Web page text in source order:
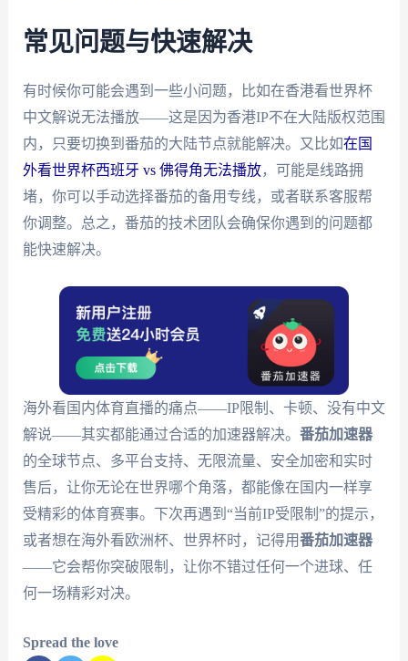
常见问题与快速解决
有时候你可能会遇到一些小问题，比如在香港看世界杯
中文解说无法播放——这是因为香港IP不在大陆版权范围
内，只要切换到番茄的大陆节点就能解决。又比如在国
外看世界杯西班牙 vs 佛得角无法播放，可能是线路拥
堵，你可以手动选择番茄的备用专线，或者联系客服帮
你调整。总之，番茄的技术团队会确保你遇到的问题都
能快速解决。
海外看国内体育直播的痛点——IP限制、卡顿、没有中文
解说——其实都能通过合适的加速器解决。 番茄加速器
的全球节点、多平台支持、无限流量、安全加密和实时
售后，让你无论在世界哪个角落，都能像在国内一样享
受精彩的体育赛事。下次再遇到“当前IP受限制”的提示，
或者想在海外看欧洲杯、世界杯时，记得用番茄加速器
——它会帮你突破限制，让你不错过任何一个进球、任
何一场精彩对决。
Spread the love